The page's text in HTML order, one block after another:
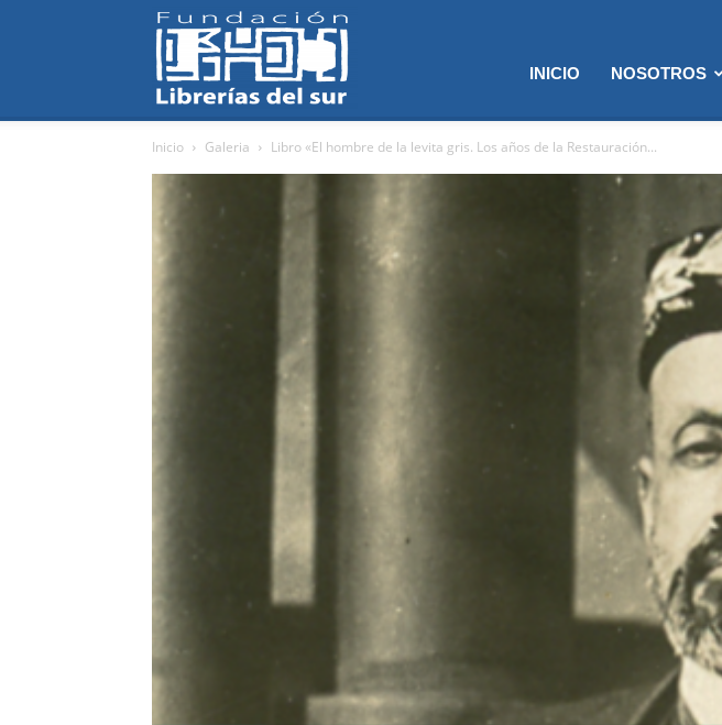
Librerías
INICIO NOSOTROS
Inicio Galeria Libro «El hombre de la levita gris. Los años de la Restauración...